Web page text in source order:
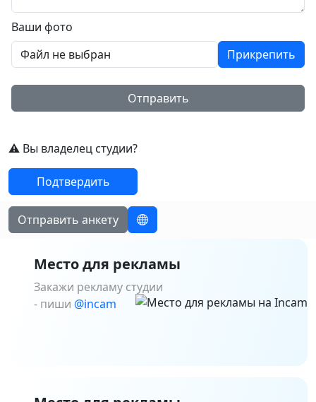
Ваши фото
Файл не выбран
Прикрепить
Отправить
⚠️ Вы владелец студии?
Подтвердить
Отправить анкету
Место для рекламы
Закажи рекламу студии
- пиши @incam